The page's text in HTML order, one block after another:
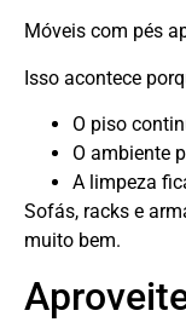
Móveis com pés
Isso acontece
O piso
O ambiente
A limpeza
Sofás, racks e
muito bem.